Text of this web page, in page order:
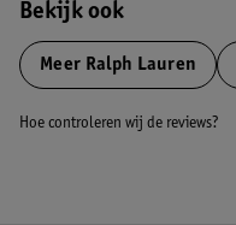
Bekijk ook
Meer Ralph Lauren
Hoe controleren wij de reviews?